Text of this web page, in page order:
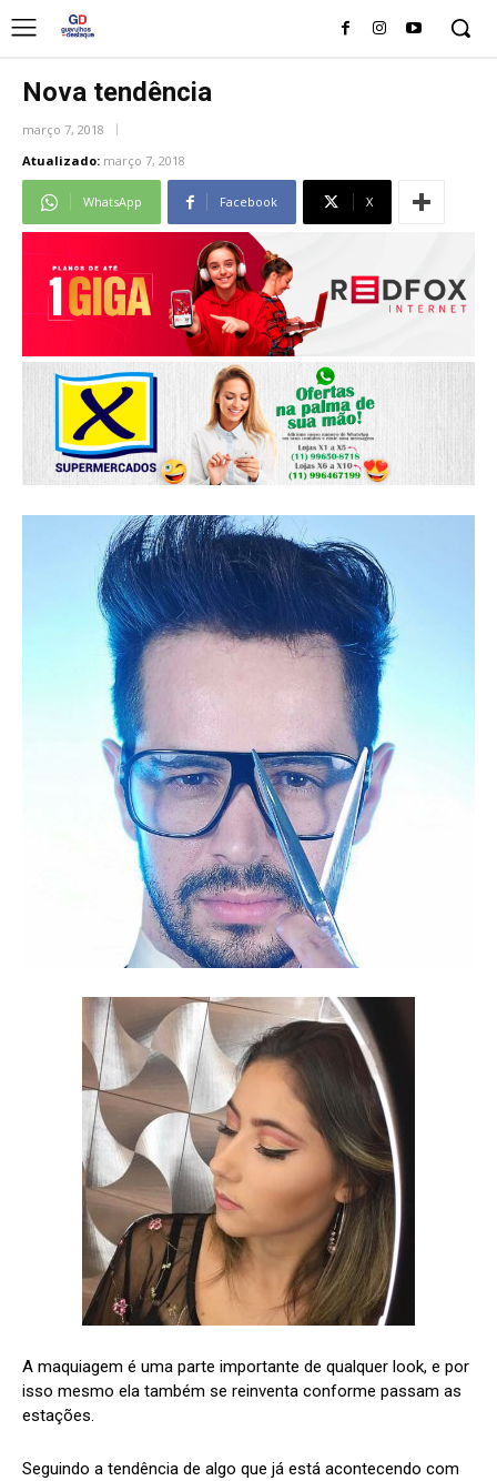
Nova tendência
março 7, 2018
Atualizado: março 7, 2018
WhatsApp Facebook X
A maquiagem é uma parte importante de qualquer look, e por
isso mesmo ela também se reinventa conforme passam as
estações.
Seguindo a tendência de algo que já está acontecendo com